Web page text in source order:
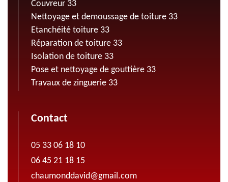
Couvreur 33
Nettoyage et demoussage de toiture 33
Etanchéité toiture 33
Réparation de toiture 33
Isolation de toiture 33
Pose et nettoyage de gouttière 33
Travaux de zinguerie 33
Contact
05 33 06 18 10
06 45 21 18 15
chaumonddavid@gmail.com